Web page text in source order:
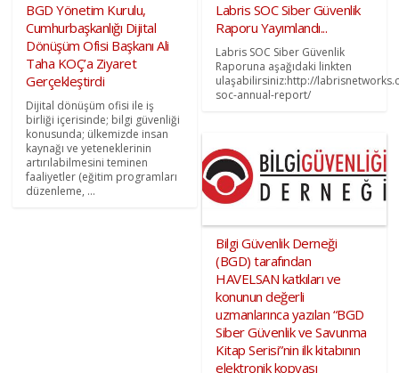
BGD Yönetim Kurulu,
Cumhurbaşkanlığı Dijital
Dönüşüm Ofisi Başkanı Ali
Taha KOÇ’a Ziyaret
Gerçekleştirdi
Dijital dönüşüm ofisi ile iş
birliği içerisinde; bilgi güvenliği
konusunda; ülkemizde insan
kaynağı ve yeteneklerinin
artırılabilmesini teminen
faaliyetler (eğitim programları
düzenleme, ...
Labris SOC Siber Güvenlik
Raporu Yayımlandı...
Labris SOC Siber Güvenlik
Raporuna aşağıdaki linkten
ulaşabilirsiniz:http://
soc-annual-report/
Bilgi Güvenlik Derneği
(BGD) tarafından
HAVELSAN katkıları ve
konunun değerli
uzmanlarınca yazılan “BGD
Siber Güvenlik ve Savunma
Kitap Serisi”nin ilk kitabının
elektronik kopyası